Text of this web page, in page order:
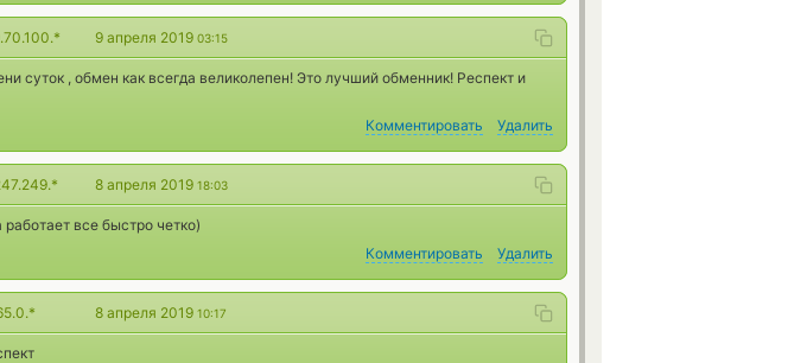
9 апреля 2019 03:15
суток , обмен как всегда великолепен! Это лучший обменник! Респект и
Комментировать
Удалить
8 апреля 2019 18:03
все быстро четко)
Комментировать
Удалить
8 апреля 2019 10:17